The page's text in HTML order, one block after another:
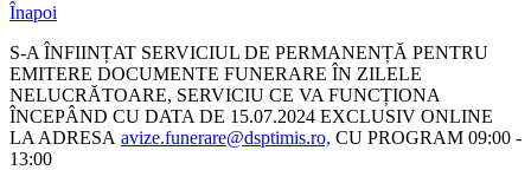
Înapoi
S-A ÎNFIINȚAT SERVICIUL DE PERMANENȚĂ PENTRU
EMITERE DOCUMENTE FUNERARE ÎN ZILELE
NELUCRĂTOARE, SERVICIU CE VA FUNCȚIONA
ÎNCEPÂND CU DATA DE 15.07.2024 EXCLUSIV ONLINE
LA ADRESA avize.funerare@dsptimis.ro, CU PROGRAM 09:00 -
13:00